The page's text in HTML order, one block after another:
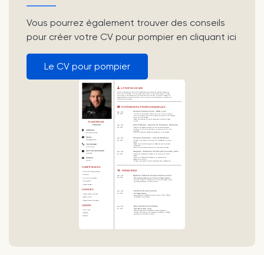
Vous pourrez également trouver des conseils
pour créer votre CV pour pompier en cliquant ici
Le CV pour pompier